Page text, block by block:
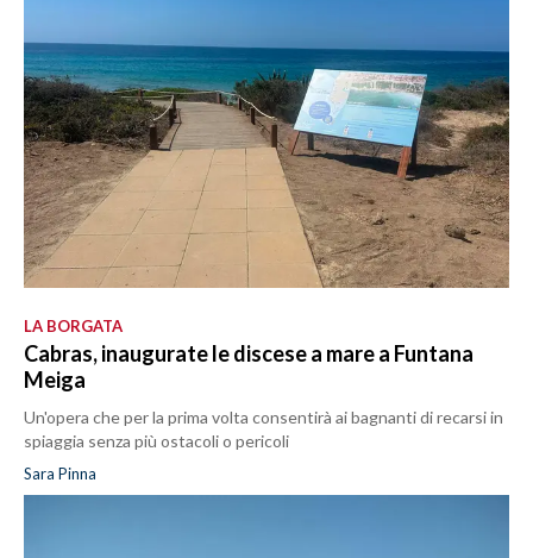
LA BORGATA
Cabras, inaugurate le discese a mare a Funtana
Meiga
Un'opera che per la prima volta consentirà ai bagnanti di recarsi in
spiaggia senza più ostacoli o pericoli
Sara Pinna